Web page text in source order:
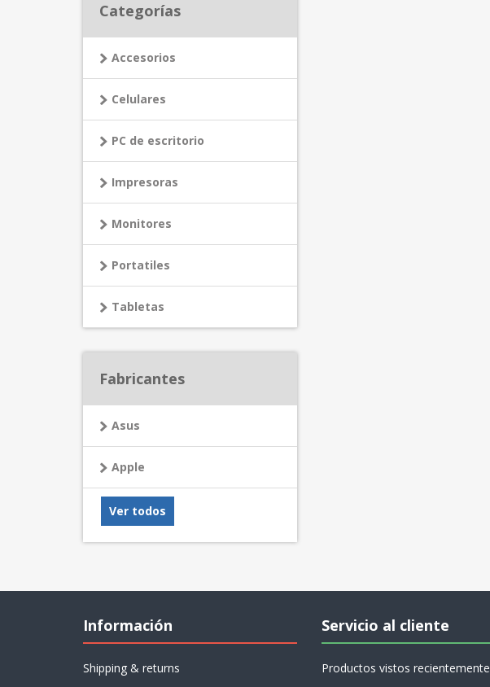
Categorías
Accesorios
Celulares
PC de escritorio
Impresoras
Monitores
Portatiles
Tabletas
Fabricantes
Asus
Apple
Ver todos
Información
Shipping & returns
Servicio al cliente
Productos vistos recientemente